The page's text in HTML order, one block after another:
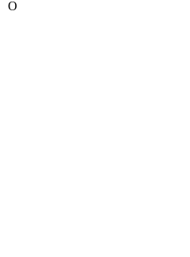
O